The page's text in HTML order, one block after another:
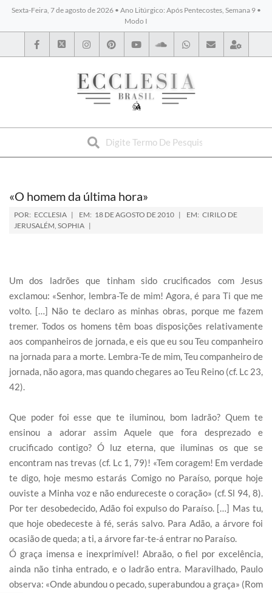
Sexta-Feira, 7 de agosto de 2026 • Ano Litúrgico: Após Pentecostes, Semana 9 •
Modo I
BYBLOS
«O homem da última hora»
POR: ECCLESIA EM: 18 DE AGOSTO DE 2010 EM: CIRILO DE
JERUSALÉM, SOPHIA
Um dos ladrões que tinham sido crucificados com Jesus
exclamou: «Senhor, lembra-Te de mim! Agora, é para Ti que me
volto. […] Não te declaro as minhas obras, porque me fazem
tremer. Todos os homens têm boas disposições relativamente
aos companheiros de jornada, e eis que eu sou Teu companheiro
na jornada para a morte. Lembra-Te de mim, Teu companheiro de
jornada, não agora, mas quando chegares ao Teu Reino (cf. Lc 23,
42).
Que poder foi esse que te iluminou, bom ladrão? Quem te
ensinou a adorar assim Aquele que fora desprezado e
crucificado contigo? Ó luz eterna, que iluminas os que se
encontram nas trevas (cf. Lc 1, 79)! «Tem coragem! Em verdade
te digo, hoje mesmo estarás Comigo no Paraíso, porque hoje
ouviste a Minha voz e não endureceste o coração» (cf. Sl 94, 8).
Por ter desobedecido, Adão foi expulso do Paraíso. […] Mas tu,
que hoje obedeceste à fé, serás salvo. Para Adão, a árvore foi
ocasião de queda; a ti, a árvore far-te-á entrar no Paraíso.
Ó graça imensa e inexprimível! Abraão, o fiel por excelência,
ainda não tinha entrado, e o ladrão entra. Maravilhado, Paulo
observa: «Onde abundou o pecado, superabundou a graça» (Rom